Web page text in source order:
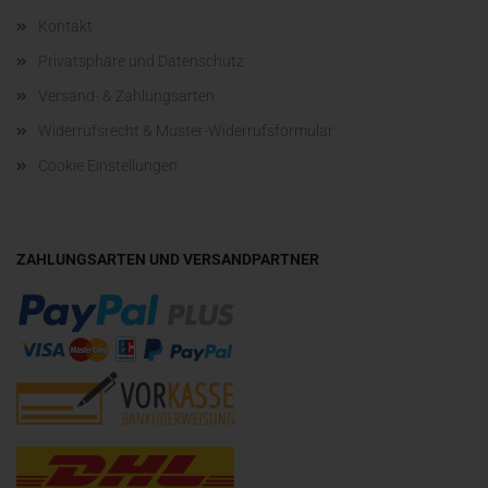
Kontakt
Privatsphäre und Datenschutz
Versand- & Zahlungsarten
Widerrufsrecht & Muster-Widerrufsformular
Cookie Einstellungen
ZAHLUNGSARTEN UND VERSANDPARTNER